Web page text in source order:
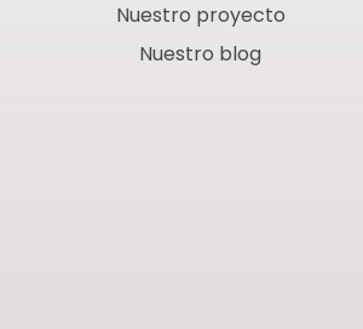
Nuestro proyecto
Nuestro blog